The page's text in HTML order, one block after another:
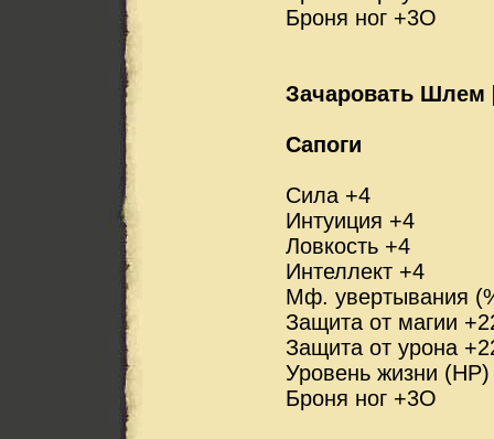
Броня ног +3О
Зачаровать Шлем
Сапоги
Сила +4
Интуиция +4
Ловкость +4
Интеллект +4
Мф. увертывания
Защита от магии
Защита от урона
Уровень жизни
Броня ног +3О